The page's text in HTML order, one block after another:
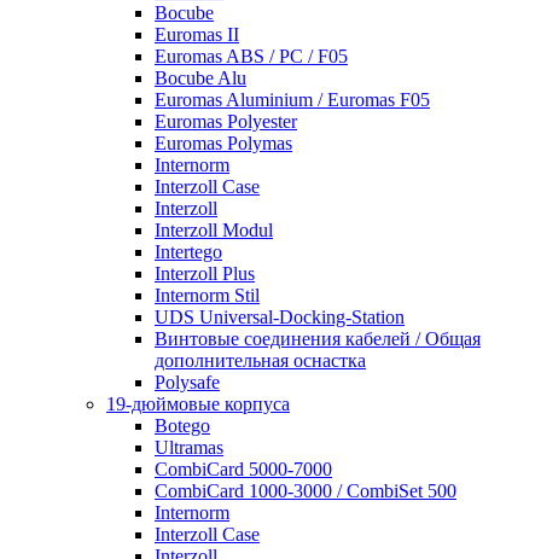
Bocube
Euromas II
Euromas ABS / PC / F05
Bocube Alu
Euromas Aluminium / Euromas F05
Euromas Polyester
Euromas Polymas
Internorm
Interzoll Case
Interzoll
Interzoll Modul
Intertego
Interzoll Plus
Internorm Stil
UDS Universal-Docking-Station
Винтовые соединения кабелей / Общая
дополнительная оснастка
Polysafe
19-дюймовые корпуса
Botego
Ultramas
CombiCard 5000-7000
CombiCard 1000-3000 / CombiSet 500
Internorm
Interzoll Case